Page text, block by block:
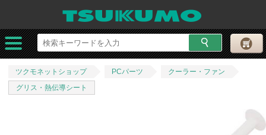
ツクモネットショップ PCパーツ
クーラー・ファン
グリス・熱伝導シート